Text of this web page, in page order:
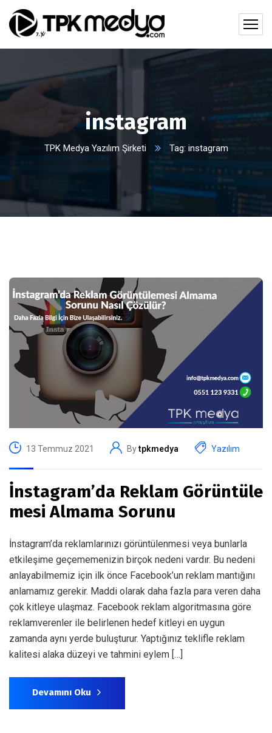
instagram
TPK Medya Yazılım Şirketi Tag: instagram
13 Temmuz 2021 Bytpkmedya Yazılım
İnstagram’da Reklam Görüntüle
mesi Almama Sorunu
İnstagram’da reklamlarınızı görüntülenmesi veya bunlarla
etkileşime geçememenizin birçok nedeni vardır. Bu nedeni
anlayabilmemiz için ilk önce Facebook’un reklam mantığını
anlamamız gerekir. Maddi olarak daha fazla para veren daha
çok kitleye ulaşmaz. Facebook reklam algoritmasına göre
reklamverenler ile belirlenen hedef kitleyi en uygun
zamanda aynı yerde buluşturur. Yaptığınız teklifle reklam
kalitesi alaka düzeyi ve tahmini eylem […]
Devamını Oku